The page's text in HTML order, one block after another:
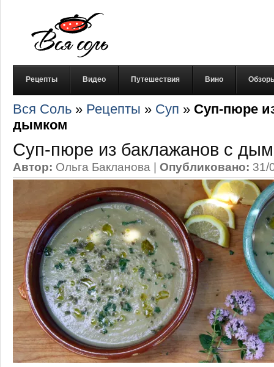
Рецепты Видео Путешествия Вино
Вся Соль » Рецепты » Суп » Суп-пюре
дымком
Суп-пюре из баклажанов с
Автор: Ольга Бакланова | Опубликовано: 31/